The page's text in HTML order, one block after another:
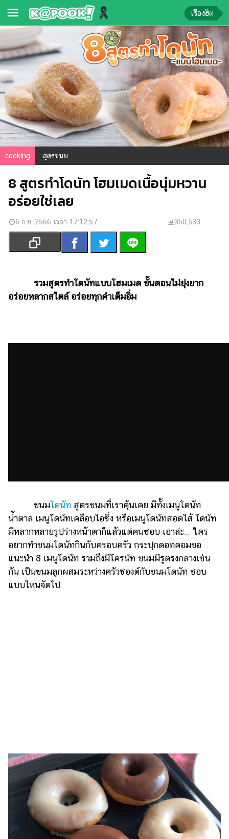
ข่าว-
ความ
ข่าว
ข่าว
บันเทิง
ตรวจ
หวย
ผล
บอล
สด
การ
เงิน
การ
บันเทิง
หนัง
ผู้
หญิง
ผู้ชาย
สุขภาพ
ท่อง
ตกแต่ง
มือ
ถือ
ราคา
เรื่องฮิต
cooking สูตรขนม
8 สูตรทำโดนัท โฮมเมดเนื้อนุ่มหวาน
อร่อยใช่เลย
6 ก.ย. 2566 เวลา 17:12:57 350,533
รวมสูตรทำโดนัทแบบโฮมเมด ขั้นตอนไม่ยุ่งยาก
อร่อยหลากสไตล์ อร่อยทุกคำเต็มอิ่ม
ขนมโดนัท สูตรขนมที่เราคุ้นเคย มีทั้งเมนูโดนัท
น้ำตาล เมนูโดนัทเคลือบไอซิ่ง หรือเมนูโดนัทสอดไส้ โดนัท
มีหลากหลายรูปร่างหน้าตาก็แล้วแต่คนชอบ เอาล่ะ… ใคร
อยากทำขนมโดนัทกินกับครอบครัว กระปุกดอทคอมขอ
แนะนำ 8 เมนูโดนัท รวมถึงมีโครนัท ขนมมีรูตรงกลางเช่น
กัน เป็นขนมลูกผสมระหว่างครัวซองต์กับขนมโดนัท ชอบ
แบบไหนจัดไป